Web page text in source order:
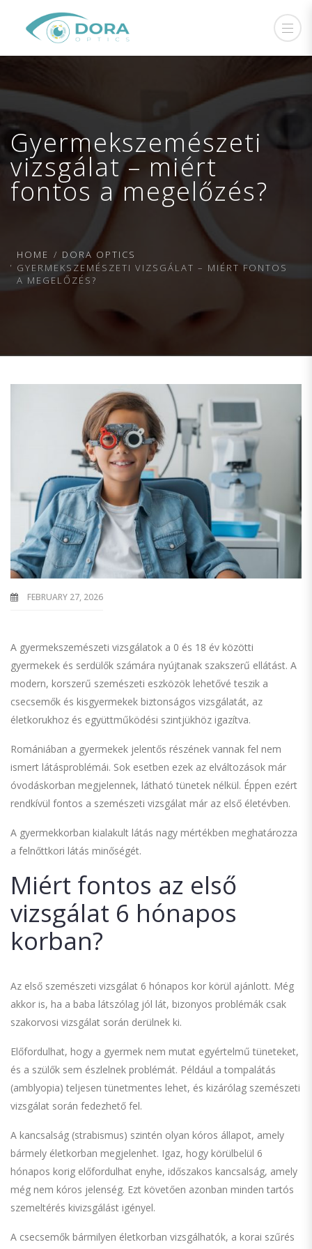
Gyermekszemészeti
vizsgálat – miért
fontos a megelőzés?
HOME
DORA OPTICS
GYERMEKSZEMÉSZETI VIZSGÁLAT – MIÉRT FONTOS
A MEGELŐZÉS?
FEBRUARY 27, 2026
A gyermekszemészeti vizsgálatok a 0 és 18 év közötti
gyermekek és serdülők számára nyújtanak szakszerű ellátást. A
modern, korszerű szemészeti eszközök lehetővé teszik a
csecsemők és kisgyermekek biztonságos vizsgálatát, az
életkorukhoz és együttműködési szintjükhöz igazítva.
Romániában a gyermekek jelentős részének vannak fel nem
ismert látásproblémái. Sok esetben ezek az elváltozások már
óvodáskorban megjelennek, látható tünetek nélkül. Éppen ezért
rendkívül fontos a szemészeti vizsgálat már az első életévben.
A gyermekkorban kialakult látás nagy mértékben meghatározza
a felnőttkori látás minőségét.
Miért fontos az első
vizsgálat 6 hónapos
korban?
Az első szemészeti vizsgálat 6 hónapos kor körül ajánlott. Még
akkor is, ha a baba látszólag jól lát, bizonyos problémák csak
szakorvosi vizsgálat során derülnek ki.
Előfordulhat, hogy a gyermek nem mutat egyértelmű tüneteket,
és a szülők sem észlelnek problémát. Például a tompalátás
(amblyopia) teljesen tünetmentes lehet, és kizárólag szemészeti
vizsgálat során fedezhető fel.
A kancsalság (strabismus) szintén olyan kóros állapot, amely
bármely életkorban megjelenhet. Igaz, hogy körülbelül 6
hónapos korig előfordulhat enyhe, időszakos kancsalság, amely
még nem kóros jelenség. Ezt követően azonban minden tartós
szemeltérés kivizsgálást igényel.
A csecsemők bármilyen életkorban vizsgálhatók, a korai szűrés